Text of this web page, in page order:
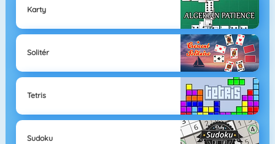
Karty
Solitér
Tetris
Sudoku